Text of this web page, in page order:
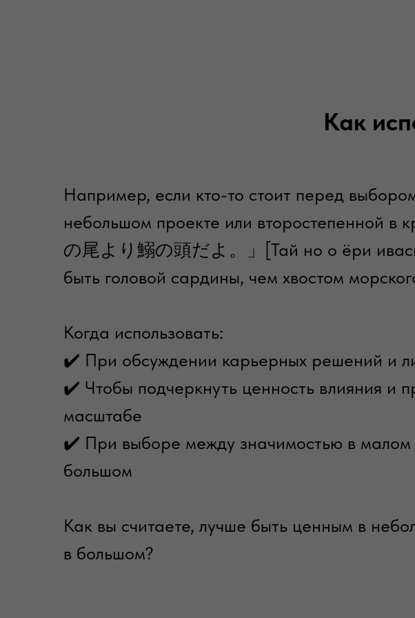
Как
Например, если кто-то стоит перед
небольшом проекте или второстепенной в
の尾より鰯の頭だよ。」[Тай но о ёри
быть головой сардины, чем хвостом
Когда использовать:
✔️ При обсуждении карьерных решений и
✔️ Чтобы подчеркнуть ценность влияния и
масштабе
✔️ При выборе между значимостью в малом
большом
Как вы считаете, лучше быть ценным в
в большом?